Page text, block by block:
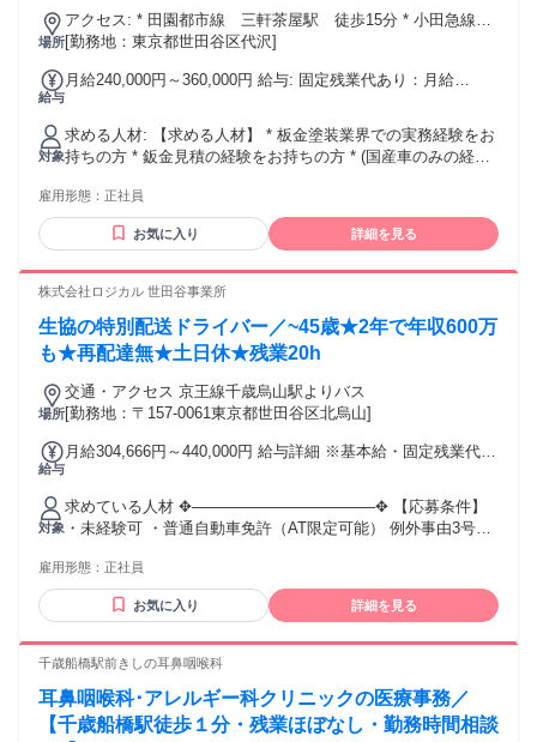
一番信頼されます。 ◆この仕事は、“売る”こと よりも“関係を
深める”ことが大切。 最初は世間話から始まり、 何度も顔を
と頼られる存在に。 まるで常連さんとの関係を築くように、
- ✨働く人たちの声 - ■Aさん 「仕事終わりの時間も、自分の
ペースで楽しめる」 残業がほとんどないから、 仕事が終わっ
たり、 自分の時間をしっかり楽しめるのが嬉しいです。 オン
とオフのバランスが取れて、 毎日がすごく充実しています！
■Tさん 「数字より、お客様の笑顔を見たい」 売上ノルマに追
合えるのがこの仕事の魅力。 焦らず、丁寧に話を聞いて、
「あなたが担当でよかった」と 言ってもらえる瞬間が一番う
れしいです。 お客様が笑顔になると、 “この仕事を選んで よ
かったな”って心から思います。
場所
アクセス: * 田園都市線 三軒茶屋駅 徒歩15分 * 小田急線
下北沢駅 徒歩15分 * バイク・自転車通勤可能 * 車通勤不可
[勤務地：東京都世田谷区代沢]
給与
月給240,000円～360,000円 給与: 固定残業代あり：月給
￥21,000（10時間相当分）を含む。10時間を超える残業代は
追加で支給する。 昇給年１回 賞与年２回（６月又７月・１２
月） （実績：合計3ヶ月分） ※実績：2回合算で3ヶ月分 ≪例
≫ * 基本給：19,5万円 * キャリア・資格手当：4万円 * 固定残
UP 能力に応じて変動します
対象
求める人材: 【求める人材】 * 板金塗装業界での実務​経験をお
持ちの方 * 鈑金見積の経験をお持ちの方 * (国産車のみの経験
の経験をお持ちの方 * 自動車販売や営業経験をお持ちの方
【歓迎する資格・経験】 * 2級自動車整備士 * 3級自動車整備
士 * 輸入車の鈑金見積もり経験 ※整備士資格は必須ではあり
っています。
雇用形態： 正社員
お気に入り 詳細を見る
株式会社ロジカル 世田谷事業所
生協の特別配送ドライバー／~45歳★2年で年収600万
も★再配達無★土日休★残業20h
場所
交通・アクセス 京王線千歳烏山駅よりバス
[勤務地：〒157-0061東京都世田谷区北烏山]
給与
月給304,666円～440,000円 給与詳細 ※基本給・固定残業代の
あり 1ヶ月あたり7万5082円（固定残業時間：1ヶ月あたり45
時間） 固定残業時間を超えた勤務時間については別途残業代
を支給する 【一律手当】 全員に一律で支払われる通勤・皆
勤・家族手当金額：なし 全員に一律で支払われるその他手当
あり年3回 【昇給補足】定期昇給1回・人事考課2回
✥─────────────────✥
対象
求めている人材 ✥─────────────────✥ 【応募条件】
・未経験可 ・普通自動車免許（AT限定可能） 例外事由3号の
✥─────────────────✥ 年齢の条件と理由：あり（例外
事由3号のイ・45歳以下（長期勤続によるキャリア形成のた
雇用形態： 正社員
お気に入り 詳細を見る
千歳船橋駅前きしの耳鼻咽喉科
耳鼻咽喉科･アレルギー科クリニックの医療事務／
【千歳船橋駅徒歩１分・残業ほぼなし・勤務時間相談